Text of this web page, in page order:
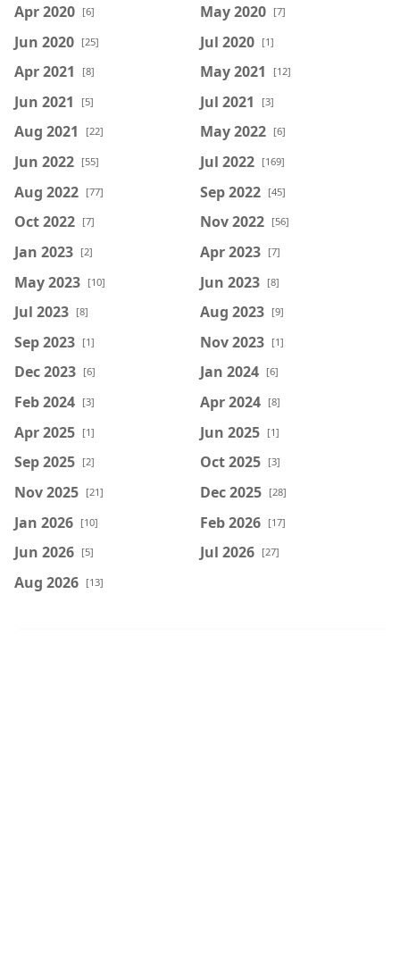
Apr 2020 [6] May 2020 [7]
Jun 2020 [25] Jul 2020 [1]
Apr 2021 [8] May 2021 [12]
Jun 2021 [5] Jul 2021 [3]
Aug 2021 [22] May 2022 [6]
Jun 2022 [55] Jul 2022 [169]
Aug 2022 [77] Sep 2022 [45]
Oct 2022 [7] Nov 2022 [56]
Jan 2023 [2] Apr 2023 [7]
May 2023 [10] Jun 2023 [8]
Jul 2023 [8] Aug 2023 [9]
Sep 2023 [1] Nov 2023 [1]
Dec 2023 [6] Jan 2024 [6]
Feb 2024 [3] Apr 2024 [8]
Apr 2025 [1] Jun 2025 [1]
Sep 2025 [2] Oct 2025 [3]
Nov 2025 [21] Dec 2025 [28]
Jan 2026 [10] Feb 2026 [17]
Jun 2026 [5] Jul 2026 [27]
Aug 2026 [13]